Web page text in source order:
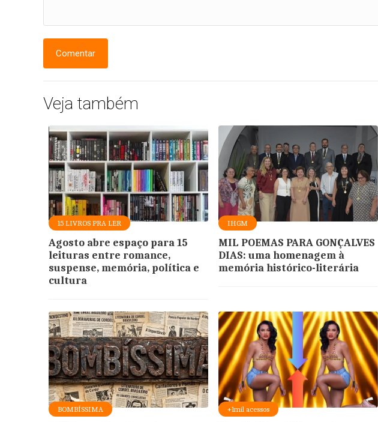
Comentar
Veja também
15 LIVROS PRA LER
Agosto abre espaço para 15
leituras entre romance,
suspense, memória, política e
cultura
IHGM
MIL POEMAS PARA GONÇALVES
DIAS: uma homenagem à
memória histórico-literária
BOMBÍSSIMA +1mil acessos